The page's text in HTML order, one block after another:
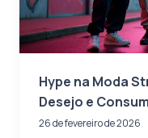
Hype na Moda
Desejo e
26 de fevereiro de 2026